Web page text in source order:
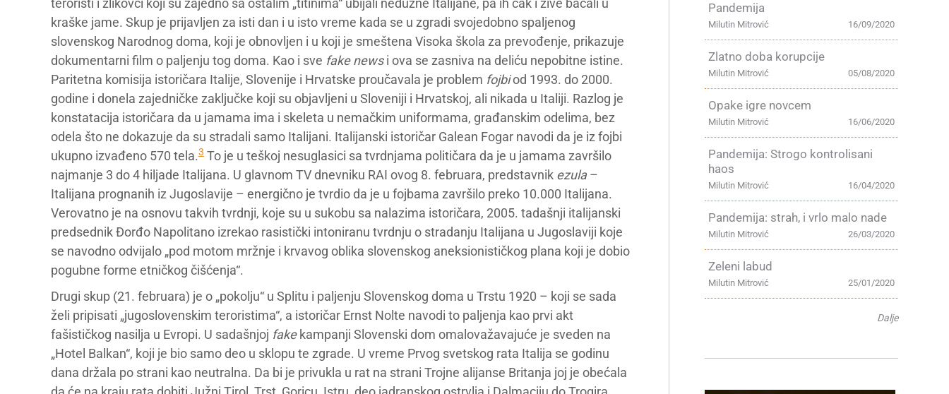
teroristi i zlikovci koji su zajedno sa ostalim „titinima“ ubijali nedužne Italijane, pa ih čak i žive bacali u
kraške jame. Skup je prijavljen za isti dan i u isto vreme kada se u zgradi svojedobno spaljenog
slovenskog Narodnog doma, koji je obnovljen i u koji je smeštena Visoka škola za prevođenje, prikazuje
dokumentarni film o paljenju tog doma. Kao i sve fake newsi ova se zasniva na deliću nepobitne istine.
Paritetna komisija istoričara Italije, Slovenije i Hrvatske proučavala je problem fojbiod 1993. do 2000.
godine i donela zajedničke zaključke koji su objavljeni u Sloveniji i Hrvatskoj, ali nikada u Italiji. Razlog je
konstatacija istoričara da u jamama ima i skeleta u nemačkim uniformama, građanskim odelima, bez
odela što ne dokazuje da su stradali samo Italijani. Italijanski istoričar Galean Fogar navodi da je iz fojbi
ukupno izvađeno 570 tela.3 To je u teškoj nesuglasici sa tvrdnjama političara da je u jamama završilo
najmanje 3 do 4 hiljade Italijana. U glavnom TV dnevniku RAI ovog 8. februara, predstavnik ezula–
Italijana prognanih iz Jugoslavije – energično je tvrdio da je u fojbama završilo preko 10.000 Italijana.
Verovatno je na osnovu takvih tvrdnji, koje su u sukobu sa nalazima istoričara, 2005. tadašnji italijanski
predsednik Đorđo Napolitano izrekao rasistički intoniranu tvrdnju o stradanju Italijana u Jugoslaviji koje
se navodno odvijalo „pod motom mržnje i krvavog oblika slovenskog aneksionističkog plana koji je dobio
pogubne forme etničkog čišćenja“.
Drugi skup (21. februara) je o „pokolju“ u Splitu i paljenju Slovenskog doma u Trstu 1920 – koji se sada
želi pripisati „jugoslovenskim teroristima“, a istoričar Ernst Nolte navodi to paljenja kao prvi akt
fašističkog nasilja u Evropi. U sadašnjoj fakekampanji Slovenski dom omalovažavajuće je sveden na
„Hotel Balkan“, koji je bio samo deo u sklopu te zgrade. U vreme Prvog svetskog rata Italija se godinu
dana držala po strani kao neutralna. Da bi je privukla u rat na strani Trojne alijanse Britanja joj je obećala
Pandemija
16/09/2020
Milutin Mitrović
Zlatno doba korupcije
05/08/2020
Milutin Mitrović
Opake igre novcem
16/06/2020
Milutin Mitrović
Pandemija: Strogo kontrolisani
haos
16/04/2020
Milutin Mitrović
Pandemija: strah, i vrlo malo nade
26/03/2020
Milutin Mitrović
Zeleni labud
25/01/2020
Milutin Mitrović
Dalje